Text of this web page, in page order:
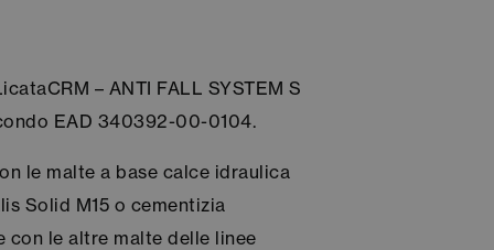
– ANTI FALL SYSTEM S
EAD 340392-00-0104.
le malte a base calce idraulica
Solid M15 o cementizia
con le altre malte delle linee